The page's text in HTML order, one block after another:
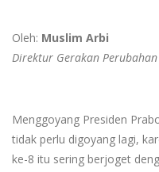
Oleh: Muslim Arbi
Direktur Gerakan
Menggoyang Presiden
tidak perlu digoyang lagi,
ke-8 itu sering berjoget